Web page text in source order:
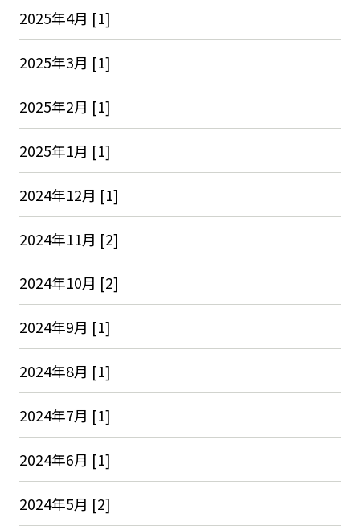
2025年4月 [1]
2025年3月 [1]
2025年2月 [1]
2025年1月 [1]
2024年12月 [1]
2024年11月 [2]
2024年10月 [2]
2024年9月 [1]
2024年8月 [1]
2024年7月 [1]
2024年6月 [1]
2024年5月 [2]